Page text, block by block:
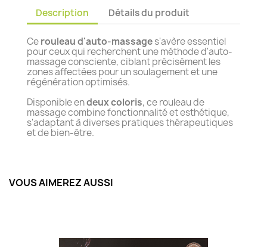
Description Détails du produit
Cerouleau d'auto-massages'avère essentiel
pour ceux qui recherchent une méthode d'auto-
massage consciente, ciblant précisément les
zones affectées pour un soulagement et une
régénération optimisés.
Disponible endeux coloris, ce rouleau de
massage combine fonctionnalité et esthétique,
s'adaptant à diverses pratiques thérapeutiques
et de bien-être.
VOUS AIMEREZ AUSSI